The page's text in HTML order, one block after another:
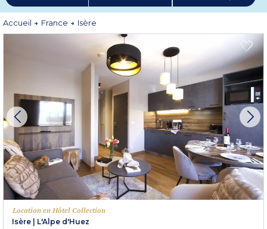
la Coupe Icare. De plus, en Isère, les sportifs ont la chance de profiter de
terrains de jeux incomparables à travers des paysages variés aussi bien par
son terroir que par ses traditions vielles de plusieurs siècles. En vacances en
Isère, prenez le temps de découvrir cet unique petit bout de France.
Plus d'informations
Accueil France Isère
Location en Hôtel Collection
Isère
L'Alpe d'Huez